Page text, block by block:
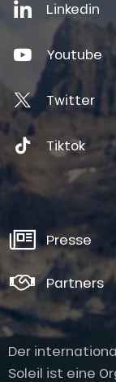
Linkedin
Youtube
Twitter
Tiktok
Presse
Partners
Der
Soleil ist eine